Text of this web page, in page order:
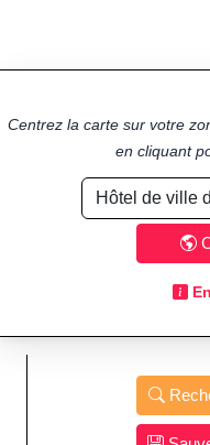
Centrez la carte sur votre
en cliquant